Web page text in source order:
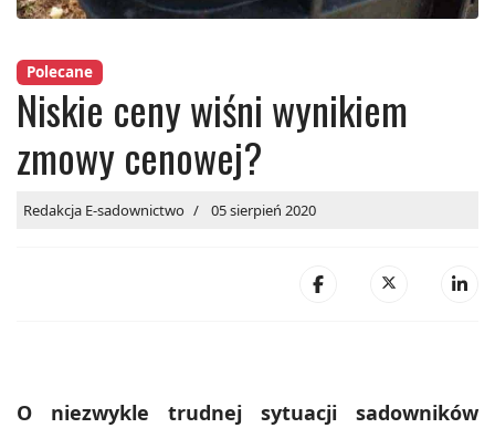
Polecane
Niskie ceny wiśni wynikiem
zmowy cenowej?
Redakcja E-sadownictwo 05 sierpień 2020
O niezwykle trudnej sytuacji sadowników